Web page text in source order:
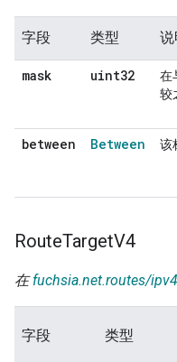
字段 类型 说
mask uint32 在
较
between Between 该
RouteTargetV4
在fuchsia.net.routes/
字段 类型